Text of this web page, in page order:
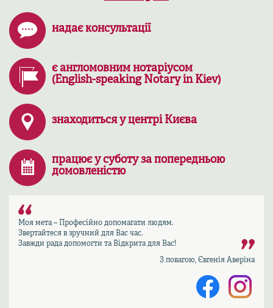
надає консультації
є англомовним нотаріусом
(English-speaking Notary in Kiev)
знаходиться у центрі Києва
працює у суботу за попередньою
домовленістю
Моя мета – Професійно допомагати людям.
Звертайтеся в зручний для Вас час.
Завжди рада допомогти та Відкрита для Вас!
З повагою, Євгенія Аверіна